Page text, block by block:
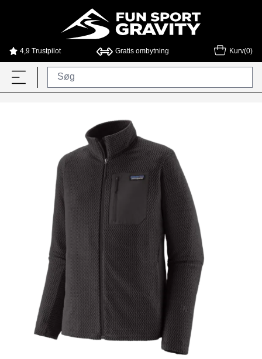
4,9 Trustpilot Gratis ombytning Kurv(0)